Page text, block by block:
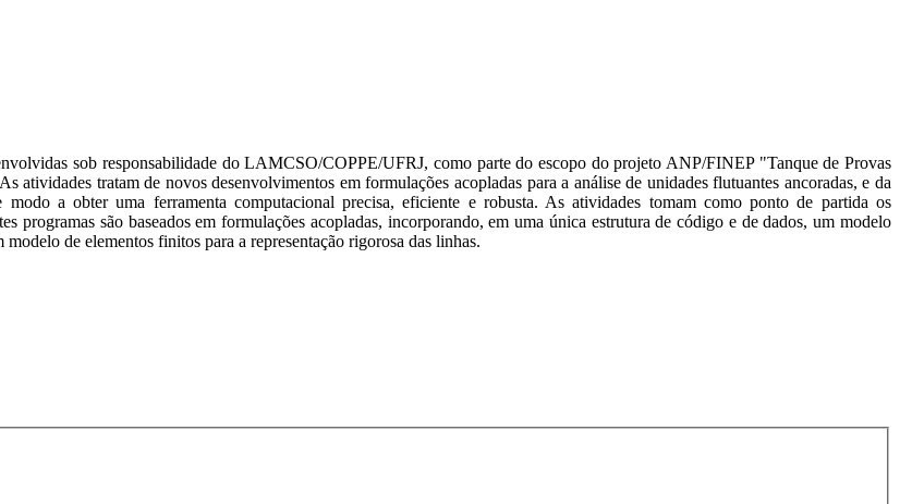
sob responsabilidade do LAMCSO/COPPE/UFRJ, como parte do escopo do projeto ANP/FINEP "Tanque de Provas
tratam de novos desenvolvimentos em formulações acopladas para a análise de unidades flutuantes ancoradas, e da
a obter uma ferramenta computacional precisa, eficiente e robusta. As atividades tomam como ponto de partida os
são baseados em formulações acopladas, incorporando, em uma única estrutura de código e de dados, um modelo
de elementos finitos para a representação rigorosa das linhas.